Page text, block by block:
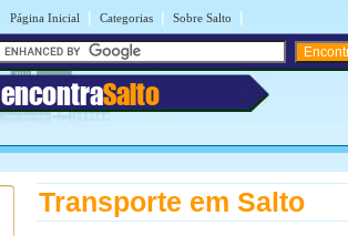
Página Inicial | Categorias | Sobre Salto |
encontraSalto
Transporte em Salto